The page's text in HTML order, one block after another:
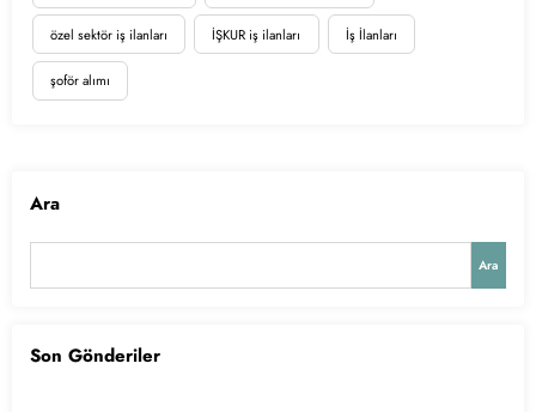
özel sektör iş ilanları İŞKUR iş ilanları İş İlanları
şoför alımı
Ara
Ara
Son Gönderiler